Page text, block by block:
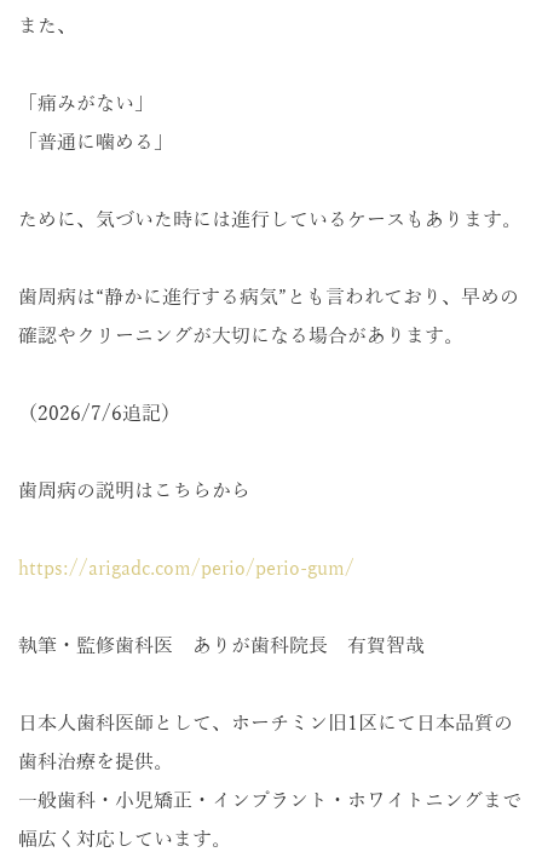
また、
「痛みがない」
「普通に噛める」
ために、気づいた時には進行しているケースもあります。
歯周病は“静かに進行する病気”とも言われており、早めの
確認やクリーニングが大切になる場合があります。
（2026/7/6追記）
歯周病の説明はこちらから
https://arigadc.com/perio/perio-gum/
執筆・監修歯科医 ありが歯科院長 有賀智哉
日本人歯科医師として、ホーチミン旧1区にて日本品質の
歯科治療を提供。
一般歯科・小児矯正・インプラント・ホワイトニングまで
幅広く対応しています。